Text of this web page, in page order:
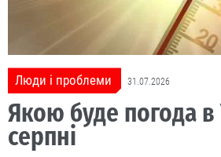
Люди і проблеми 31.07.2026
Якою буде погода в
серпні